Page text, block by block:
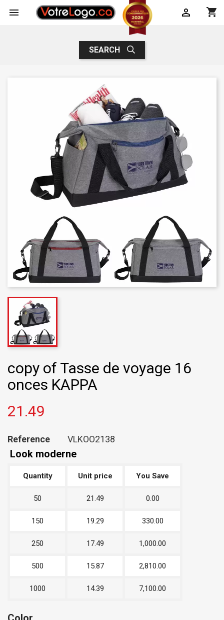
 shopping_cart

SEARCH
copy of Tasse de voyage 16
onces KAPPA
21.49
Reference VLKOO2138
Look moderne
Quantity Unit price You Save
50 21.49 0.00
150 19.29 330.00
250 17.49 1,000.00
500 15.87 2,810.00
1000 14.39 7,100.00